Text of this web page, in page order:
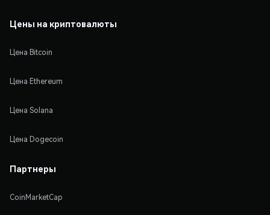
Цены на криптовалюты
Цена Bitcoin
Цена Ethereum
Цена Solana
Цена Dogecoin
Партнеры
CoinMarketCap